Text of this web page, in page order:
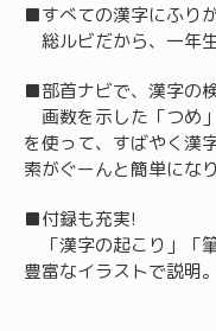
■すべての漢字にふり
総ルビだから、一年
■部首ナビで、漢字の
画数を示した「つめ
を使って、すばやく漢
索がぐーんと簡単にな
■付録も充実!
「漢字の起こり」「
豊富なイラストで説明